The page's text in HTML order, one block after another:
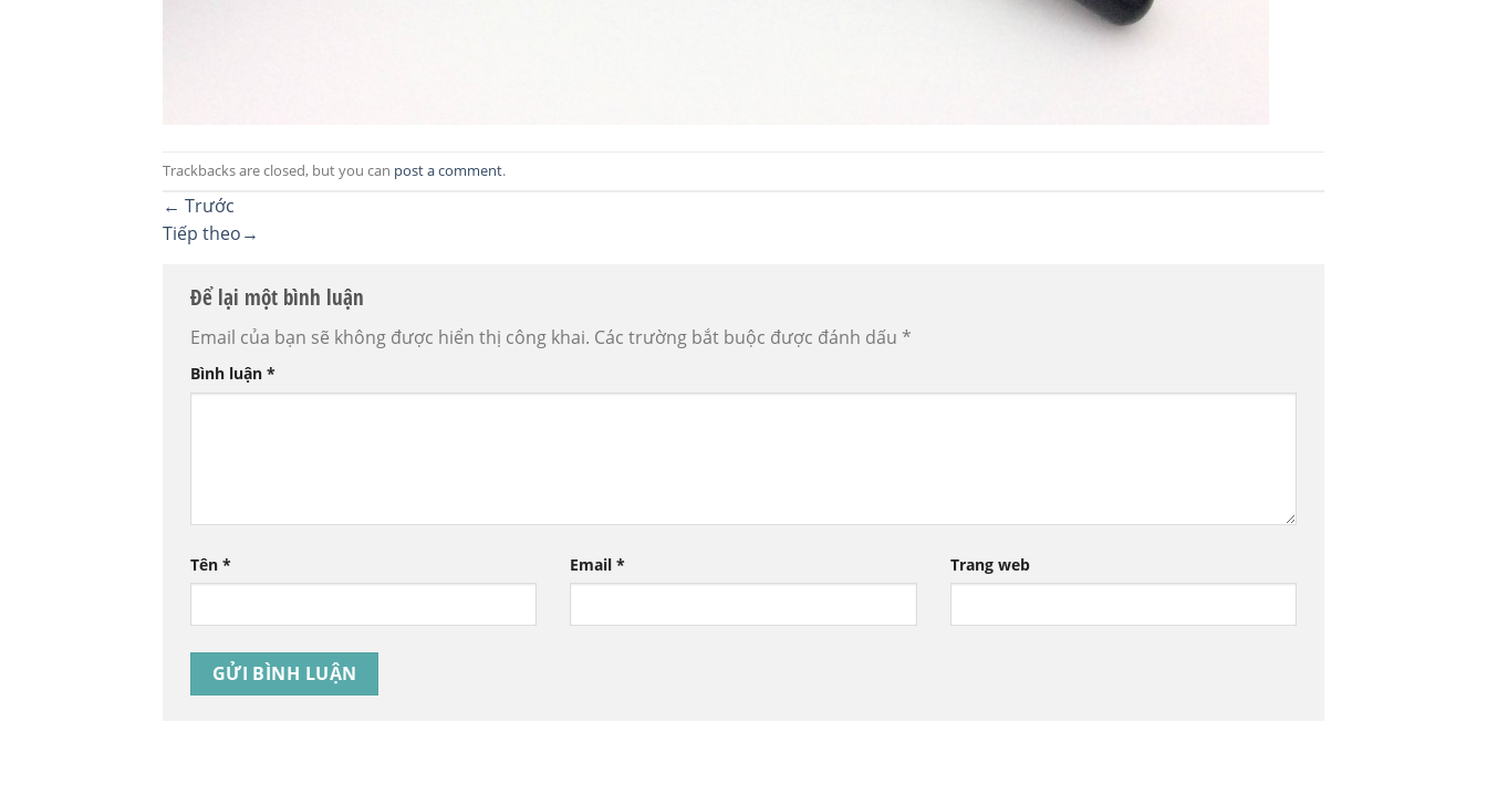
Trackbacks are closed, but you can post a comment.
← Trước
Tiếp theo→
Để lại một bình luận
Email của bạn sẽ không được hiển thị công khai. Các trường bắt buộc được đánh dấu *
Bình luận *
Tên * Email* Trang web